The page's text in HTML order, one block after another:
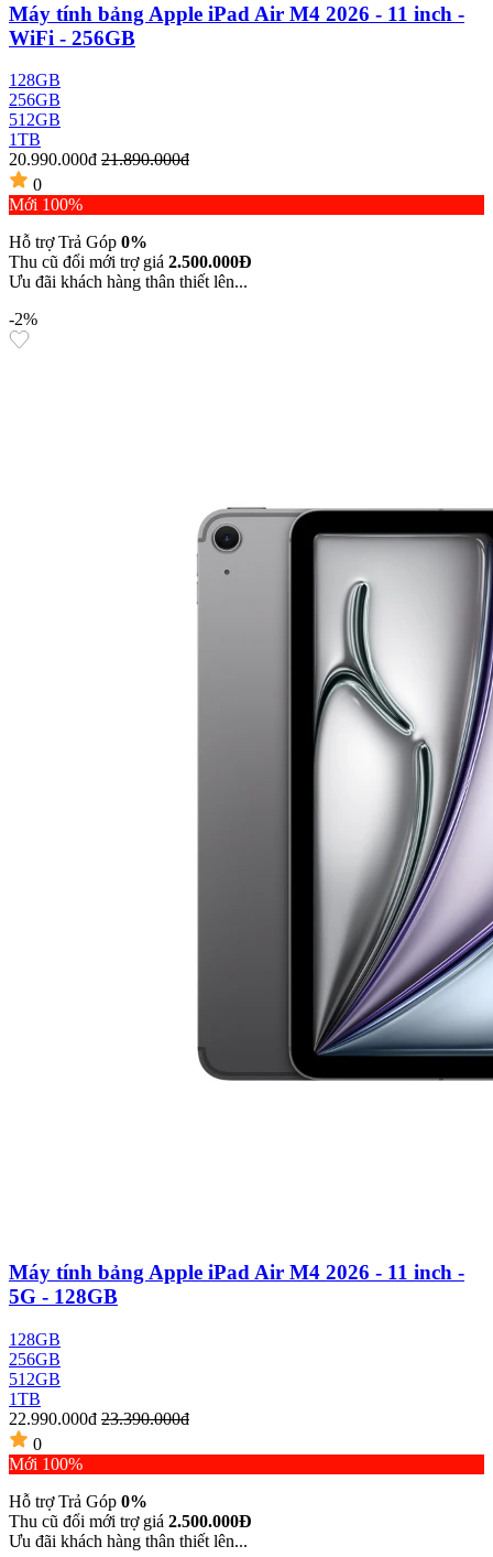
Máy tính bảng Apple iPad Air M4 2026 - 11 inch -
WiFi - 256GB
128GB
256GB
512GB
1TB
20.990.000đ 21.890.000đ
0
Mới 100%
Hỗ trợ Trả Góp 0%
Thu cũ đổi mới trợ giá 2.500.000Đ
Ưu đãi khách hàng thân thiết lên...
-2%
Máy tính bảng Apple iPad Air M4 2026 - 11 inch -
5G - 128GB
128GB
256GB
512GB
1TB
22.990.000đ 23.390.000đ
0
Mới 100%
Hỗ trợ Trả Góp 0%
Thu cũ đổi mới trợ giá 2.500.000Đ
Ưu đãi khách hàng thân thiết lên...